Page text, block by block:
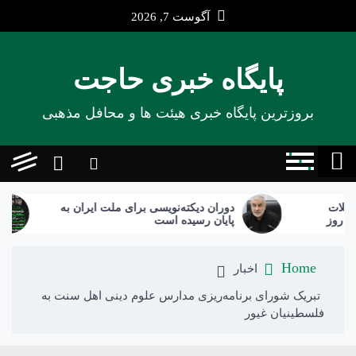
آگوست 7, 2026
پایگاه خبری حاجت
بروزترین پایگاه‌ خبری هیئت ها و محافل مذهبی
دوران دیکته‌نویسی برای ملت ایران به
پایان رسیده است
Home اخبار
تبریک شورای برنامه‌ریزی مدارس علوم دینی اهل سنت به
فلسطینیان غیور